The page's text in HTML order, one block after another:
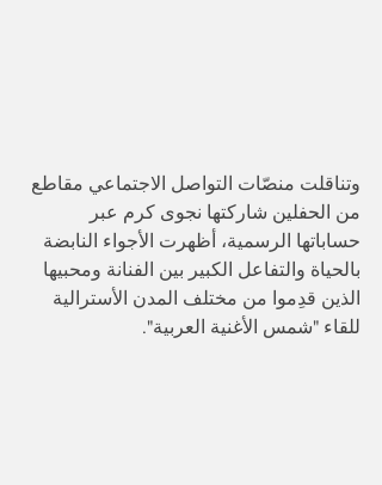
وتناقلت منصّات التواصل الاجتماعي مقاطع
من الحفلين شاركتها نجوى كرم عبر
حساباتها الرسمية، أظهرت الأجواء النابضة
بالحياة والتفاعل الكبير بين الفنانة ومحبيها
الذين قدِموا من مختلف المدن الأسترالية
للقاء "شمس الأغنية العربية".